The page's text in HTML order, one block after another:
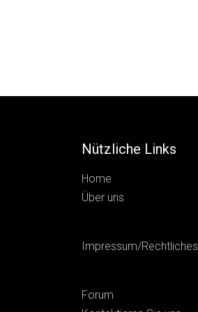
Nützliche Links
Home
Über uns
Impressum/Rechtliches
Forum